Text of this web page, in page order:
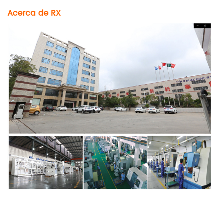
Acerca de RX